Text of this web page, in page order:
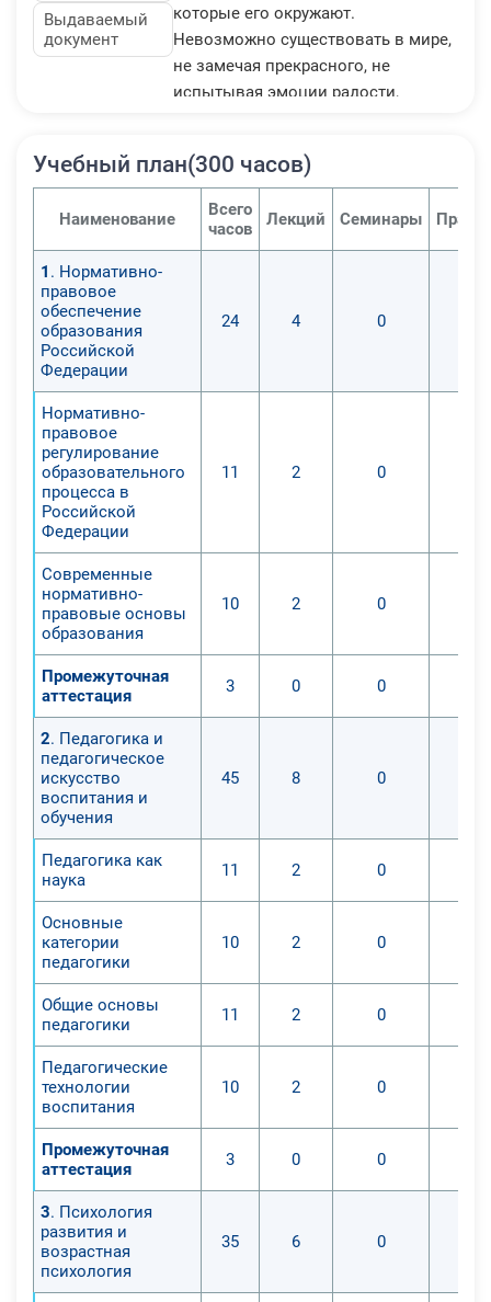
Выдаваемый
документ
которые его окружают.
Невозможно существовать в мире,
не замечая прекрасного, не
испытывая эмоции радости,
искусством, историей искусств и
ощущения. Задача педагога
изобразительного искусства
и формы предмета, владеть
общества и мира.
Учебный план(300 часов)
Наименование
Всего
часов
Лекций Семинары
1 . Нормативно-
правовое
обеспечение
образования
Российской
Федерации
24 4 0
Нормативно-
правовое
регулирование
образовательного
процесса в
Российской
Федерации
11 2 0
Современные
нормативно-
правовые основы
образования
10 2 0
Промежуточная
аттестация
3 0 0
2. Педагогика и
педагогическое
искусство
воспитания и
обучения
45 8 0
Педагогика как
наука
11 2 0
Основные
категории
педагогики
10 2 0
Общие основы
педагогики
11 2 0
Педагогические
технологии
воспитания
10 2 0
Промежуточная
аттестация
3 0 0
3. Психология
развития и
возрастная
психология
35 6 0